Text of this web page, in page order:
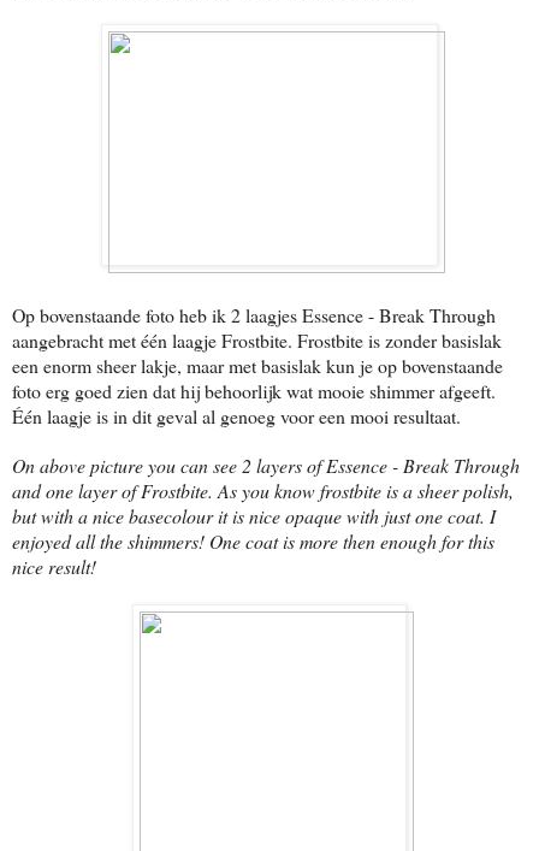
Op bovenstaande foto heb ik 2 laagjes Essence - Break Through
aangebracht met één laagje Frostbite. Frostbite is zonder basislak
een enorm sheer lakje, maar met basislak kun je op bovenstaande
foto erg goed zien dat hij behoorlijk wat mooie shimmer afgeeft.
Één laagje is in dit geval al genoeg voor een mooi resultaat.
On above picture you can see 2 layers of Essence - Break Through
and one layer of Frostbite. As you know frostbite is a sheer polish,
but with a nice basecolour it is nice opaque with just one coat. I
enjoyed all the shimmers! One coat is more then enough for this
nice result!